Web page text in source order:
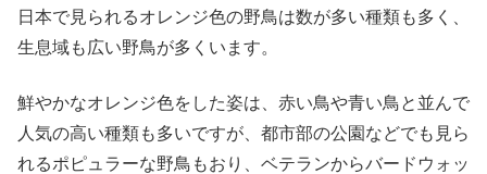
日本で見られるオレンジ色の野鳥は数が多い種類も多く、
生息域も広い野鳥が多くいます。
鮮やかなオレンジ色をした姿は、赤い鳥や青い鳥と並んで
人気の高い種類も多いですが、都市部の公園などでも見ら
れるポピュラーな野鳥もおり、ベテランからバードウォッ